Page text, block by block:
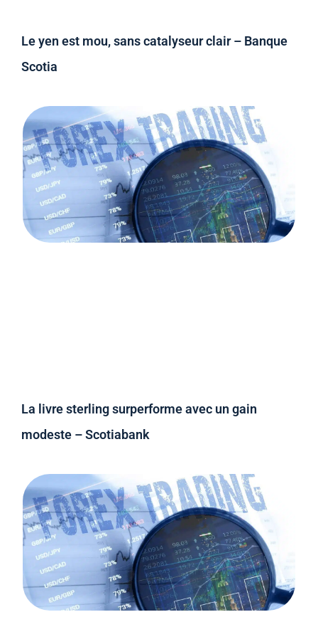
Le yen est mou, sans catalyseur clair – Banque
Scotia
La livre sterling surperforme avec un gain
modeste – Scotiabank